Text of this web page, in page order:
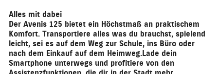
Alles mit dabei
Der Avenis 125 bietet ein Höchstmaß an praktischem
Komfort. Transportiere alles was du brauchst, spielend
leicht, sei es auf dem Weg zur Schule, ins Büro oder
nach dem Einkauf auf dem Heimweg.Lade dein
Smartphone unterwegs und profitiere von den